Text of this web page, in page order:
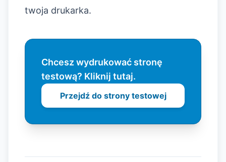
twoja drukarka.
Chcesz wydrukować stronę
testową? Kliknij tutaj.
Przejdź do strony testowej